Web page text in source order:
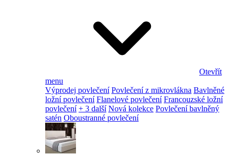
Otevřít
menu
Výprodej povlečení Povlečení z mikrovlákna Bavlněné
ložní povlečení Flanelové povlečení Francouzské ložní
povlečení + 3 další Nová kolekce Povlečení bavlněný
satén Oboustranné povlečení